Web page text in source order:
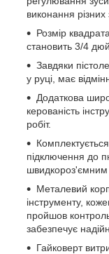
виконання різних
Розмір
становить 3/4
Завдяки
у руці, має
Додаткова
керованість
робіт.
підключення до
швидкороз'ємним
Металевий
інструменту,
пройшов
забезпечує
Гайковерт